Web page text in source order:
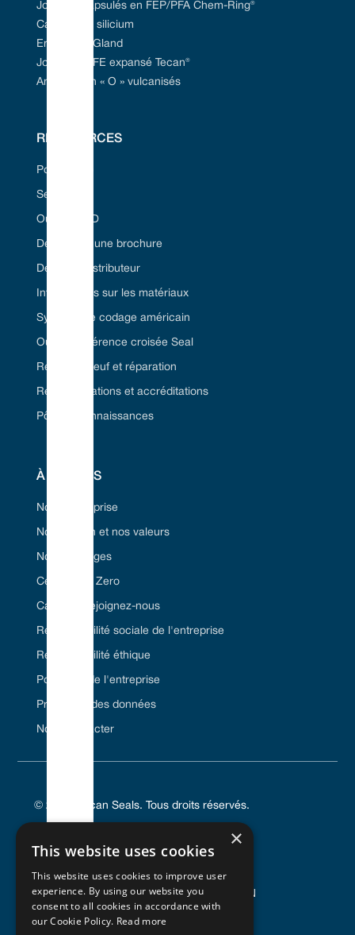
Joints encapsulés en FEP/PFA Chem-Ring®
Carbure de silicium
Emballage Gland
Joint en PTFE expansé Tecan®
Anneaux en « O » vulcanisés
RESSOURCES
Portail Web
Secteurs
Outil Seal ID
Demandez une brochure
Devenez distributeur
Informations sur les matériaux
Système de codage américain
Outil de référence croisée Seal
Remise à neuf et réparation
Réglementations et accréditations
Pôle de connaissances
À PROPOS
Notre entreprise
Notre vision et nos valeurs
Nos avantages
Certifié Net Zero
Carrière/Rejoignez-nous
Responsabilité sociale de l'entreprise
Responsabilité éthique
Politiques de l'entreprise
Protection des données
Nous contacter
© 2024 Vulcan Seals. Tous droits réservés.
POLITIQUE DE CONFIDENTIALITÉ
CONDITIONS GÉNÉRALES D'UTILISATION
POLITIQUE EN MATIÈRE DE COOKIES
×
This website uses cookies
This website uses cookies to improve user
experience. By using our website you
consent to all cookies in accordance with
our Cookie Policy. Read more